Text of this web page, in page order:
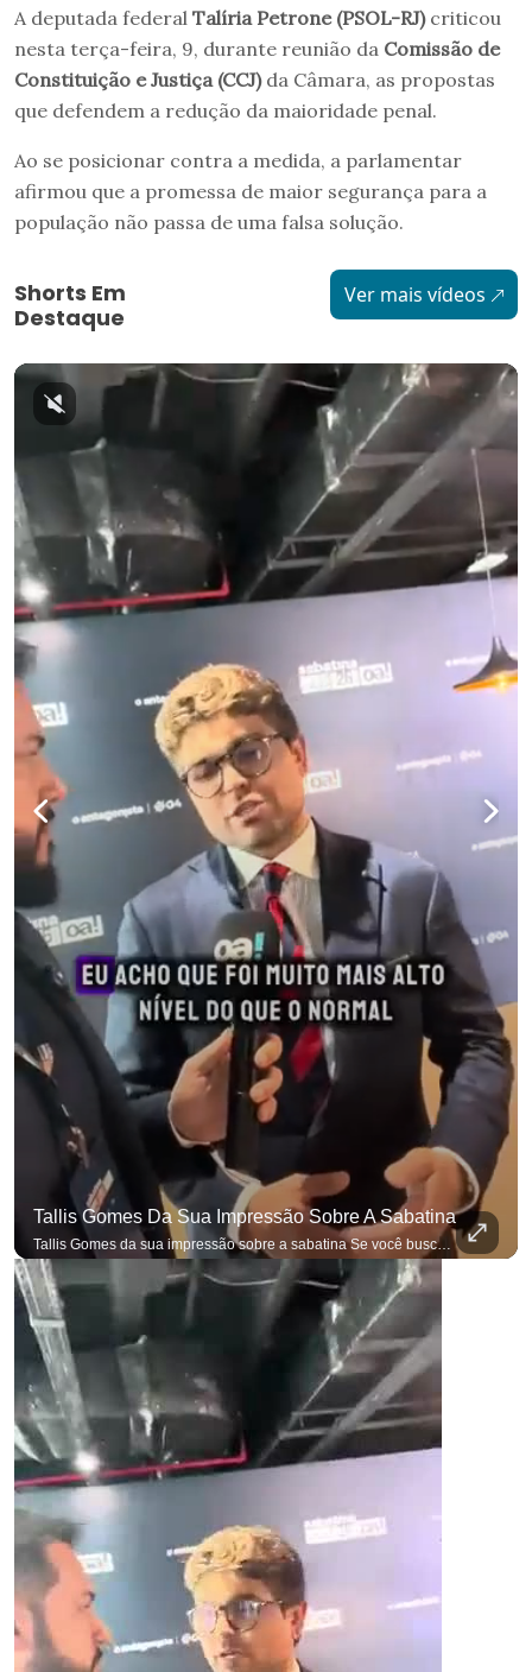
A deputada federal Talíria Petrone (PSOL-RJ)criticou
nesta terça-feira, 9, durante reunião da Comissão de
Constituição e Justiça (CCJ) da Câmara, as propostas
que defendem a redução da maioridade penal.
Ao se posicionar contra a medida, a parlamentar
afirmou que a promessa de maior segurança para a
população não passa de uma falsa solução.
Shorts Em
Destaque
Ver mais vídeos
Tallis Gomes Da Sua Impressão Sobre A Sabatina
Tallis Gomes da sua impressão sobre a sabatina Se você busca informação com credibilidade, inscreva-se agora e ative o